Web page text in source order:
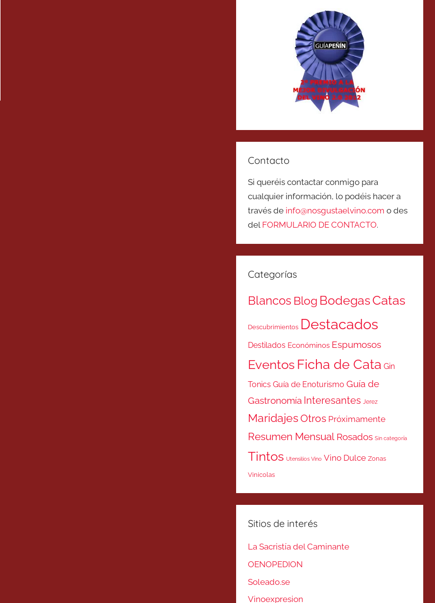
Contacto
Si queréis contactar conmigo para
cualquier información, lo podéis hacer a
través de info@nosgustaelvino.com o des
del FORMULARIO DE CONTACTO.
Categorías
Blancos Blog BodegasCatas
Descubrimientos Destacados
Destilados Económinos Espumosos
Eventos Ficha de Cata Gin
Tonics Guía de Enoturismo Guía de
Gastronomía Interesantes Jerez
MaridajesOtros Próximamente
Resumen Mensual Rosados Sin categoría
Tintos Utensilios Vino Vino Dulce Zonas
Vinicolas
Sitios de interés
La Sacristía del Caminante
OENOPEDION
Soleado.se
Vinoexpresion